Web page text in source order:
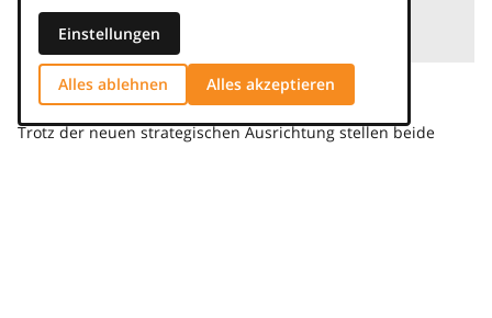
Altbekannte bleiben am Steuer
Trotz der neuen strategischen Ausrichtung stellen beide
Einstellungen
Alles ablehnen Alles akzeptieren